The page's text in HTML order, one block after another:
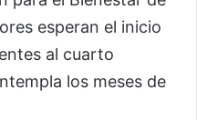
esperan el inicio
al cuarto
los meses de